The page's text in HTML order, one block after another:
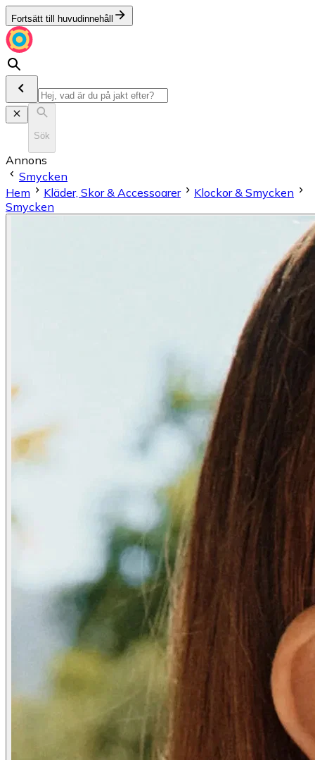
Fortsätt till huvudinnehåll
Sök
Annons
Smycken
Hem
Kläder, Skor & Accessoarer
Klockor & Smycken
Smycken